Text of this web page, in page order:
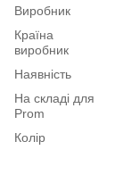
Виробник
Країна
виробник
Наявність
На складі для
Prom
Колір